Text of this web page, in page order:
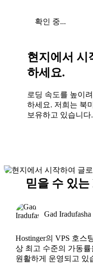
확인 중...
현지에서 시
하세요.
로딩 속도를 높이
하세요. 저희는 북
보유하고 있습니다.
믿을 수 있는
Gad Iradufasha
Hostinger의 VPS 호스
상 최고 수준의 가동
원활하게 운영되고 있